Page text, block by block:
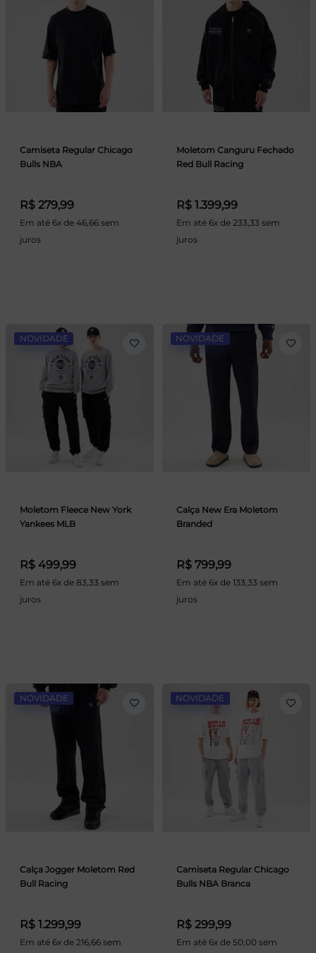
Camiseta Regular Chicago
Bulls NBA
R$ 279,99
Em até 6x de 46,66 sem
juros
Moletom Canguru Fechado
Red Bull Racing
R$ 1.399,99
Em até 6x de 233,33 sem
juros
NOVIDADE
Moletom Fleece New York
Yankees MLB
R$ 499,99
Em até 6x de 83,33 sem
juros
NOVIDADE
Calça New Era Moletom
Branded
R$ 799,99
Em até 6x de 133,33 sem
juros
NOVIDADE
Calça Jogger Moletom Red
Bull Racing
R$ 1.299,99
Em até 6x de 216,66 sem
NOVIDADE
Camiseta Regular Chicago
Bulls NBA Branca
R$ 299,99
Em até 6x de 50,00 sem